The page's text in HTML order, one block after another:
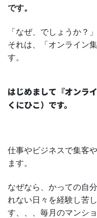
です。
「なぜ、でしょうか？」
それは、「オンライン
す。
はじめまして『オンラ
くにひこ）です。
仕事やビジネスで集客
ます。
なぜなら、かっての自
れない日々を経験し苦
す、、、毎月のマンシ